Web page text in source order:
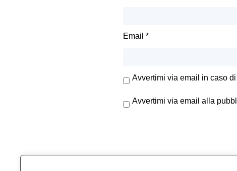
Email *
Avvertimi via email in caso
Avvertimi via email alla